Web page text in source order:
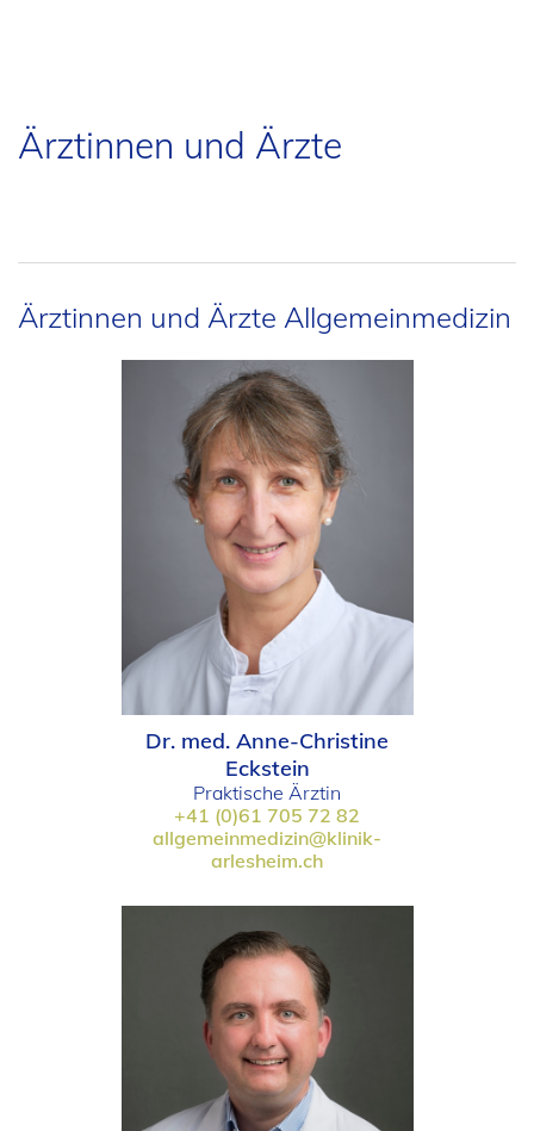
Ärztinnen und Ärzte
Ärztinnen und Ärzte Allgemeinmedizin
Dr. med. Anne-Christine
Eckstein
Praktische Ärztin
+41 (0)61 705 72 82
allgemeinmedizin@klinik-
arlesheim.ch